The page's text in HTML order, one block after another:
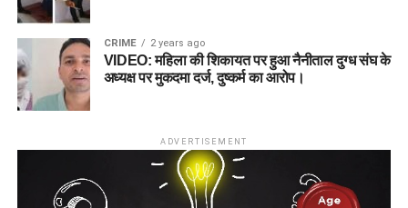
CRIME 2 years ago
VIDEO: महिला की शिकायत पर हुआ नैनीताल दुग्ध संघ के
अध्यक्ष पर मुकदमा दर्ज, दुष्कर्म का आरोप।
ADVERTISEMENT